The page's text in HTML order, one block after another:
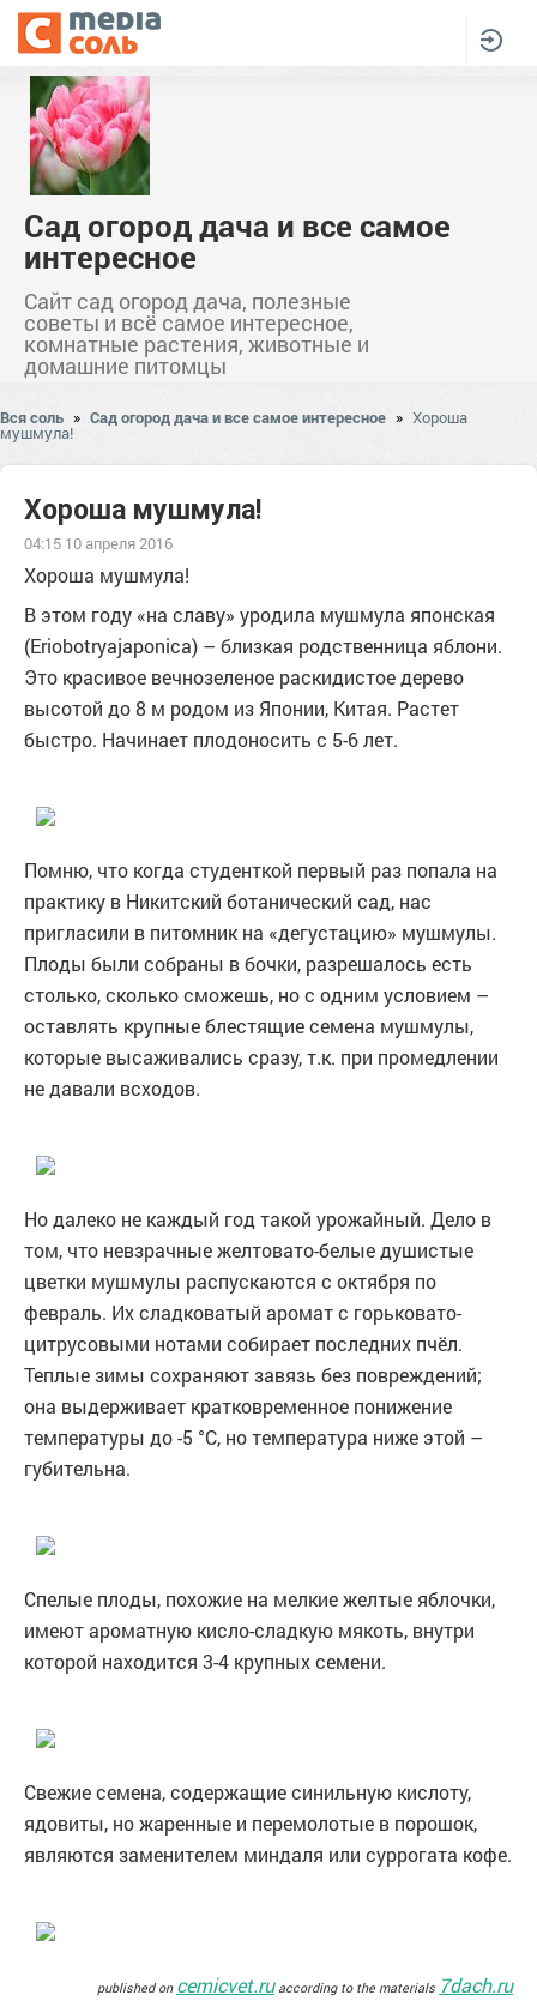
Сад огород дача и все самое
интересное
Сайт сад огород дача, полезные
советы и всё самое интересное,
комнатные растения, животные и
домашние питомцы
Вся соль » Сад огород дача и все самое интересное » Хороша
мушмула!
Хороша мушмула!
04:15 10 апреля 2016
Хороша мушмула!
В этом году «на славу» уродила мушмула японская
(Eriobotryajaponica) – близкая родственница яблони.
Это красивое вечнозеленое раскидистое дерево
высотой до 8 м родом из Японии, Китая. Растет
быстро. Начинает плодоносить с 5-6 лет.
Помню, что когда студенткой первый раз попала на
практику в Никитский ботанический сад, нас
пригласили в питомник на «дегустацию» мушмулы.
Плоды были собраны в бочки, разрешалось есть
столько, сколько сможешь, но с одним условием –
оставлять крупные блестящие семена мушмулы,
которые высаживались сразу, т.к. при промедлении
не давали всходов.
Но далеко не каждый год такой урожайный. Дело в
том, что невзрачные желтовато-белые душистые
цветки мушмулы распускаются с октября по
февраль. Их сладковатый аромат с горьковато-
цитрусовыми нотами собирает последних пчёл.
Теплые зимы сохраняют завязь без повреждений;
она выдерживает кратковременное понижение
температуры до -5 °С, но температура ниже этой –
губительна.
Спелые плоды, похожие на мелкие желтые яблочки,
имеют ароматную кисло-сладкую мякоть, внутри
которой находится 3-4 крупных семени.
Свежие семена, содержащие синильную кислоту,
ядовиты, но жаренные и перемолотые в порошок,
являются заменителем миндаля или суррогата кофе.
published on cemicvet.ruaccording to the materials 7dach.ru